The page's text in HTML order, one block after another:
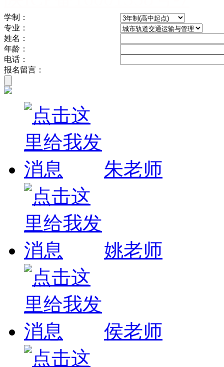
学制：
专业：
姓名：
年龄：
电话：
报名留言：
朱老师
姚老师
侯老师